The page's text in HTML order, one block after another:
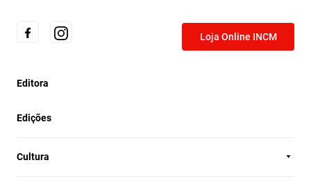
Loja Online INCM
Editora
Edições
Cultura